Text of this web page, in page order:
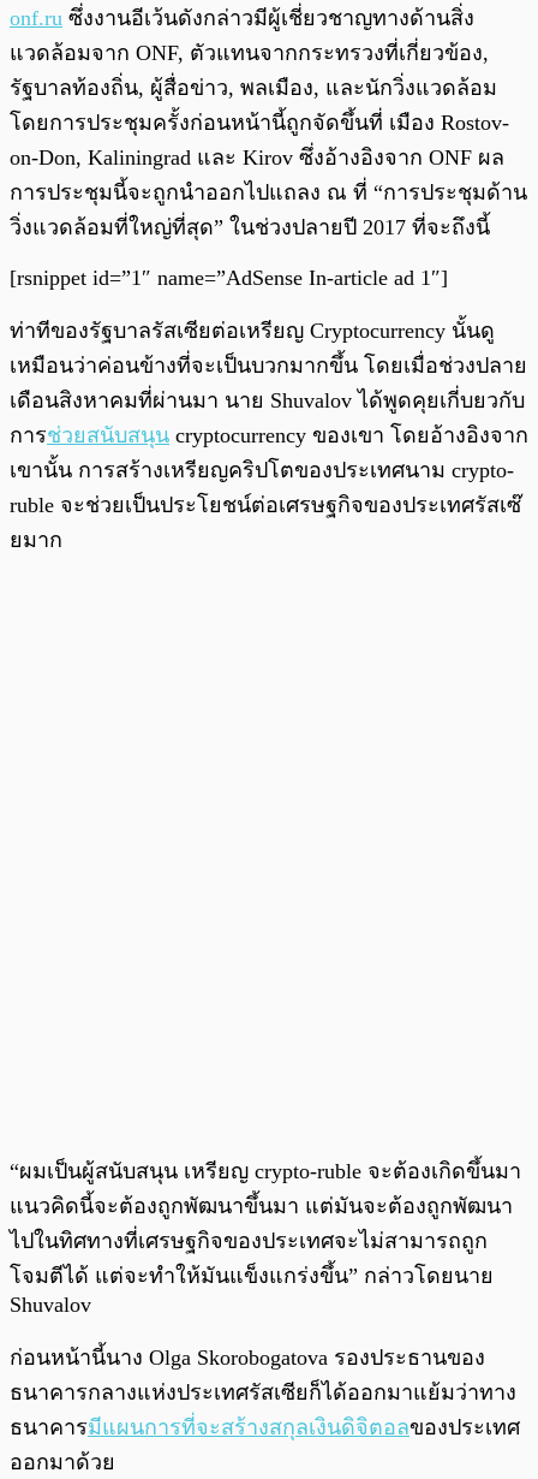
onf.ru ซึ่งงานอีเว้นดังกล่าวมีผู้เชี่ยวชาญทางด้านสิ่ง
แวดล้อมจาก ONF, ตัวแทนจากกระทรวงที่เกี่ยวข้อง,
รัฐบาลท้องถิ่น, ผู้สื่อข่าว, พลเมือง, และนักวิ่งแวดล้อม
โดยการประชุมครั้งก่อนหน้านี้ถูกจัดขึ้นที่ เมือง Rostov-
on-Don, Kaliningrad และ Kirov ซึ่งอ้างอิงจาก ONF ผล
การประชุมนี้จะถูกนำออกไปแถลง ณ ที่ “การประชุมด้าน
วิ่งแวดล้อมที่ใหญ่ที่สุด” ในช่วงปลายปี 2017 ที่จะถึงนี้
[rsnippet id=”1″ name=”AdSense In-article ad 1″]
ท่าทีของรัฐบาลรัสเซียต่อเหรียญ Cryptocurrency นั้นดู
เหมือนว่าค่อนข้างที่จะเป็นบวกมากขึ้น โดยเมื่อช่วงปลาย
เดือนสิงหาคมที่ผ่านมา นาย Shuvalov ได้พูดคุยเกี่บยวกับ
การช่วยสนับสนุน cryptocurrency ของเขา โดยอ้างอิงจาก
เขานั้น การสร้างเหรียญคริปโตของประเทศนาม crypto-
ruble จะช่วยเป็นประโยชน์ต่อเศรษฐกิจของประเทศรัสเซ๊
ยมาก
“ผมเป็นผู้สนับสนุน เหรียญ crypto-ruble จะต้องเกิดขึ้นมา
แนวคิดนี้จะต้องถูกพัฒนาขึ้นมา แต่มันจะต้องถูกพัฒนา
ไปในทิศทางที่เศรษฐกิจของประเทศจะไม่สามารถถูก
โจมตีได้ แต่จะทำให้มันแข็งแกร่งขึ้น” กล่าวโดยนาย
Shuvalov
ก่อนหน้านี้นาง Olga Skorobogatova รองประธานของ
ธนาคารกลางแห่งประเทศรัสเซียก็ได้ออกมาแย้มว่าทาง
ธนาคารมีแผนการที่จะสร้างสกุลเงินดิจิตอลของประเทศ
ออกมาด้วย